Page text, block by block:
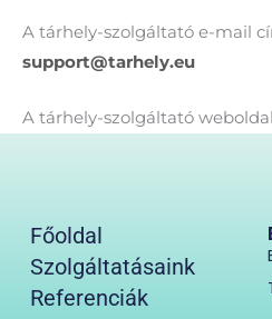
A tárhely-szolgáltató e-mail
support@tarhely.eu
A tárhely-szolgáltató
Főoldal
Szolgáltatásaink
Referenciák